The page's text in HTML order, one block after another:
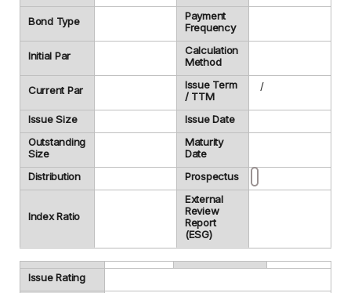
Bond Type
Payment
Frequency
Initial Par
Calculation
Method
Current Par
Issue Term
/ TTM
/
Issue Size
Issue Date
Outstanding
Size
Maturity
Date
Distribution
Prospectus
Index Ratio
External
Review
Report
(ESG)
Issue Rating